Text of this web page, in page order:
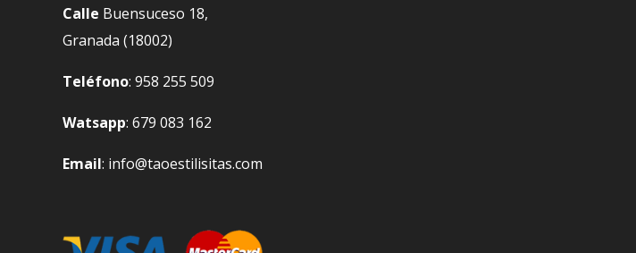
Calle Buensuceso 18,
Granada (18002)
Teléfono: 958 255 509
Watsapp: 679 083 162
Email: info@taoestilisitas.com